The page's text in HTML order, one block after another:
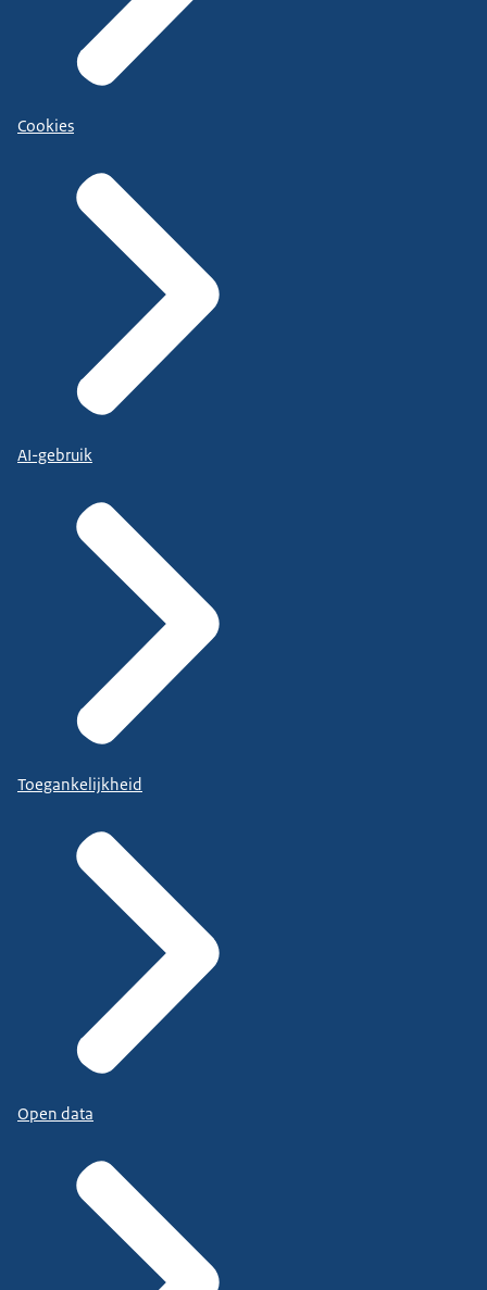
Cookies
AI-gebruik
Toegankelijkheid
Open data